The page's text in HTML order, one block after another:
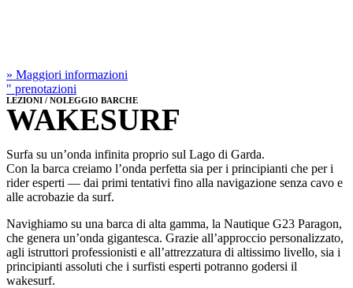
» Maggiori informazioni
" prenotazioni
LEZIONI / NOLEGGIO BARCHE
WAKESURF
Surfa su un’onda infinita proprio sul Lago di Garda.
Con la barca creiamo l’onda perfetta sia per i principianti che per i
rider esperti — dai primi tentativi fino alla navigazione senza cavo e
alle acrobazie da surf.
Navighiamo su una barca di alta gamma, la Nautique G23 Paragon,
che genera un’onda gigantesca. Grazie all’approccio personalizzato,
agli istruttori professionisti e all’attrezzatura di altissimo livello, sia i
principianti assoluti che i surfisti esperti potranno godersi il
wakesurf.